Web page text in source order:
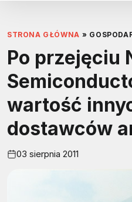
STRONA GŁÓWNA »
Po przejęciu
wartość
dostawców
03 sierpnia 2011